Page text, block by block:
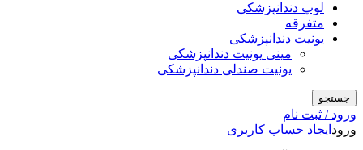
لوپ دندانپزشکی
متفرقه
یونیت دندانپزشکی
مینی یونیت دندانپزشکی
یونیت صندلی دندانپزشکی
جستجو
ورود / ثبت نام
ورود ایجاد حساب کاربری